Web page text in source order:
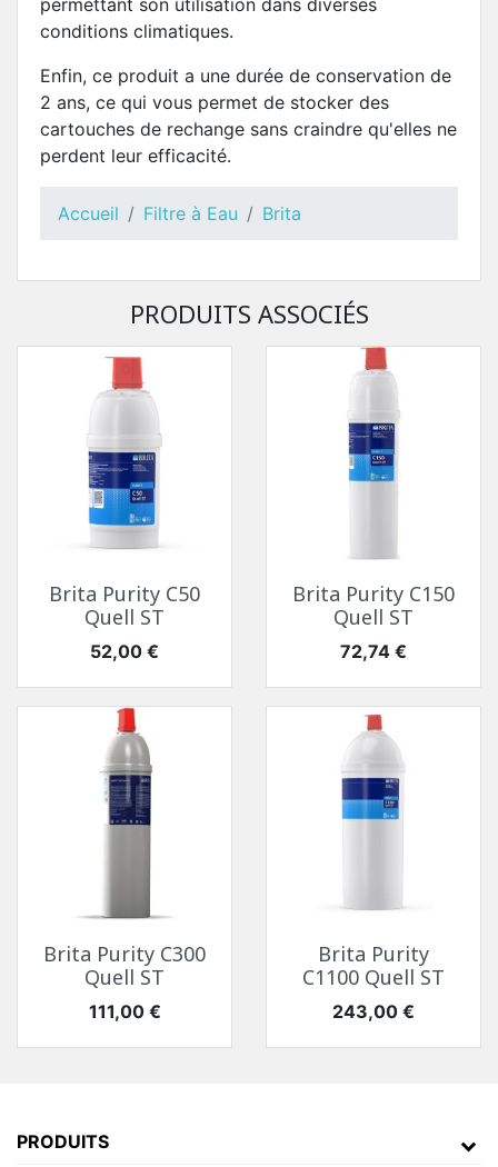
permettant son utilisation dans diverses
conditions climatiques.
Enfin, ce produit a une durée de conservation de
2 ans, ce qui vous permet de stocker des
cartouches de rechange sans craindre qu'elles ne
perdent leur efficacité.
Accueil Filtre à Eau Brita
PRODUITS ASSOCIÉS
Brita Purity C50
Quell ST
Prix
52,00 €
Brita Purity C150
Quell ST
Prix
72,74 €
Brita Purity C300
Quell ST
Prix
111,00 €
Brita Purity
C1100 Quell ST
Prix
243,00 €
PRODUITS